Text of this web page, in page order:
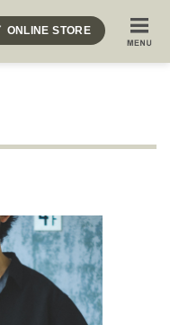
ONLINE STORE